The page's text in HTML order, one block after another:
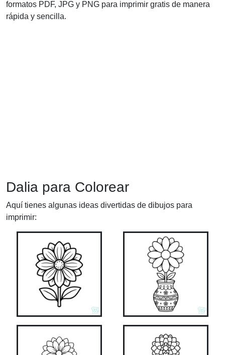
formatos PDF, JPG y PNG para imprimir gratis de manera
rápida y sencilla.
Dalia para Colorear
Aquí tienes algunas ideas divertidas de dibujos para
imprimir: